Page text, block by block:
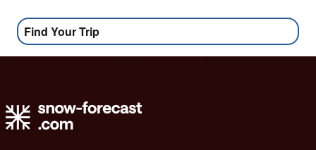
Find Your Trip